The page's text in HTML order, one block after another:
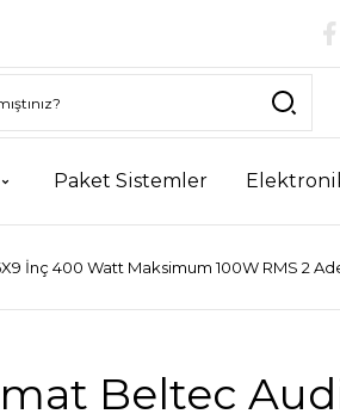
Paket Sistemler
İnç 400 Watt Maksimum 100W RMS 2
Beltec